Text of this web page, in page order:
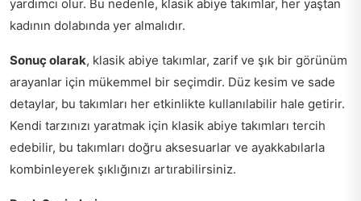
yardımcı olur. Bu nedenle, klasik abiye takımlar, her yaştan
kadının dolabında yer almalıdır.
Sonuç olarak, klasik abiye takımlar, zarif ve şık bir görünüm
arayanlar için mükemmel bir seçimdir. Düz kesim ve sade
detaylar, bu takımları her etkinlikte kullanılabilir hale getirir.
Kendi tarzınızı yaratmak için klasik abiye takımları tercih
edebilir, bu takımları doğru aksesuarlar ve ayakkabılarla
kombinleyerek şıklığınızı artırabilirsiniz.